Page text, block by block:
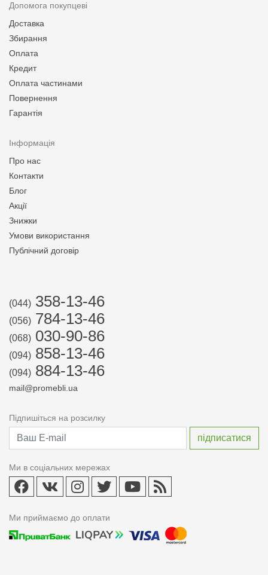
Допомога покупцеві
Доставка
Збирання
Оплата
Кредит
Оплата частинами
Повернення
Гарантія
Інформація
Про нас
Контакти
Блог
Акції
Знижки
Умови використання
Публічний договір
(044) 358-13-46
(056) 784-13-46
(068) 030-90-86
(094) 858-13-46
(094) 884-13-46
mail@promebli.ua
Підпишіться на розсилку
Ми в соціальних мережах
Ми приймаємо до оплати